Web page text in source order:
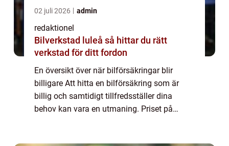
02 juli 2026 admin
redaktionel
Bilverkstad luleå så hittar du rätt
verkstad för ditt fordon
En översikt över när bilförsäkringar blir
billigare Att hitta en bilförsäkring som är
billig och samtidigt tillfredsställer dina
behov kan vara en utmaning. Priset på